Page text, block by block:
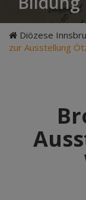
Diözese
zur Ausstellung